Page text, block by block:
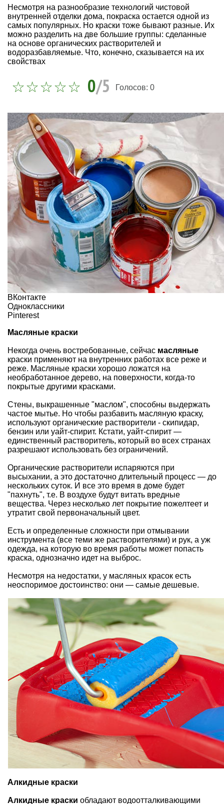
Несмотря на разнообразие технологий чистовой
внутренней отделки дома, покраска остается одной из
самых популярных. Но краски тоже бывают разные. Их
можно разделить на две большие группы: сделанные
на основе органических растворителей и
водоразбавляемые. Что, конечно, сказывается на их
свойствах
0/5 Голосов: 0
ВКонтакте
Одноклассники
Pinterest
Масляные краски
Некогда очень востребованные, сейчас масляные
краски применяют на внутренних работах все реже и
реже. Масляные краски хорошо ложатся на
необработанное дерево, на поверхности, когда-то
покрытые другими красками.
Стены, выкрашенные "маслом", способны выдержать
частое мытье. Но чтобы разбавить масляную краску,
используют органические растворители - скипидар,
бензин или уайт-спирит. Кстати, уайт-спирит —
единственный растворитель, который во всех странах
разрешают использовать без ограничений.
Органические растворители испаряются при
высыхании, а это достаточно длительный процесс — до
нескольких суток. И все это время в доме будет
"пахнуть", т.е. В воздухе будут витать вредные
вещества. Через несколько лет покрытие пожелтеет и
утратит свой первоначальный цвет.
Есть и определенные сложности при отмывании
инструмента (все теми же растворителями) и рук, а уж
одежда, на которую во время работы может попасть
краска, однозначно идет на выброс.
Несмотря на недостатки, у масляных красок есть
неоспоримое достоинство: они — самые дешевые.
Алкидные краски
Алкидные краски обладают водоотталкивающими